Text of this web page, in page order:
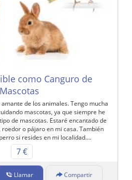
como Canguro de
Mascotas
de los animales. Tengo mucha
mascotas, ya que siempre he
de mascotas. Estaré encantado de
o pájaro en mi casa. También
si resides en mi localidad....
7 €
Llamar Compartir